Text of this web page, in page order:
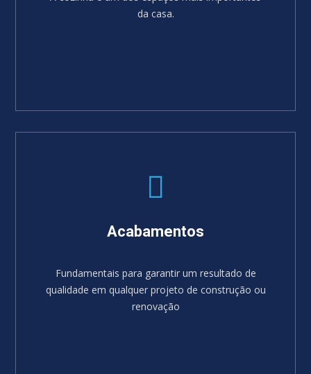
da casa.
Acabamentos
Fundamentais para garantir um resultado de
qualidade em qualquer projeto de construção ou
renovação